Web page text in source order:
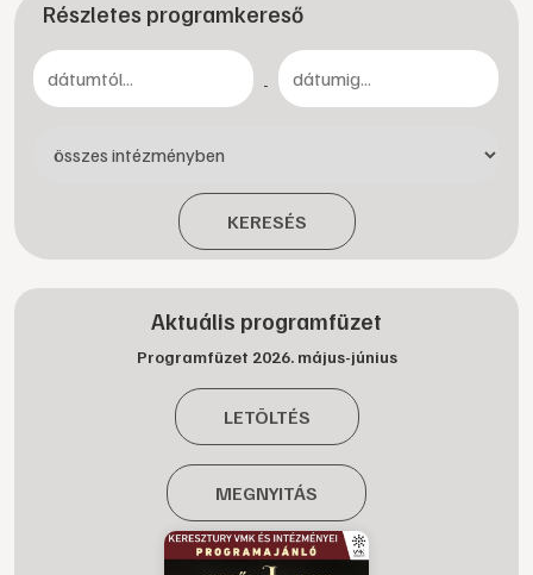
Részletes programkereső
-
KERESÉS
Aktuális programfüzet
Programfüzet 2026. május-június
LETÖLTÉS
MEGNYITÁS